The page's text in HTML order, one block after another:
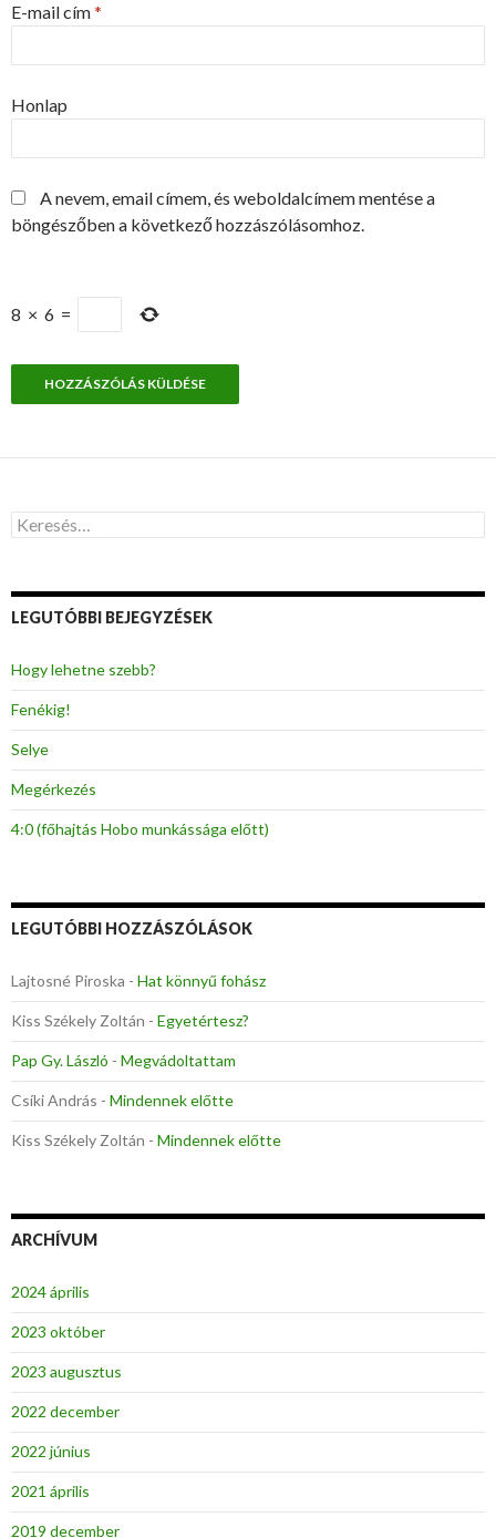
E-mail cím*
Honlap
A nevem, email címem, és weboldalcímem mentése a
böngészőben a következő hozzászólásomhoz.
8 × 6 =
K
e
s
é
:
LEGUTÓBBI BEJEGYZÉSEK
Hogy lehetne szebb?
Fenékig!
Selye
Megérkezés
4:0 (főhajtás Hobo munkássága előtt)
LEGUTÓBBI HOZZÁSZÓLÁSOK
Lajtosné Piroska - Hat könnyű fohász
Kiss Székely Zoltán - Egyetértesz?
Pap Gy. László - Megvádoltattam
Csíki András - Mindennek előtte
Kiss Székely Zoltán - Mindennek előtte
ARCHÍVUM
2024 április
2023 október
2023 augusztus
2022 december
2022 június
2021 április
2019 december